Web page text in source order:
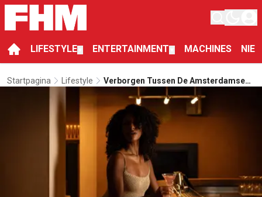
LIFESTYLE ENTERTAINMENT MACHINES
Startpagina Lifestyle
Verborgen Tussen De Amsterdamse
Daken: CIMA Opent Haar Rooftop
Terras